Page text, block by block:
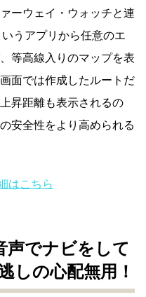
ーウェイ・ウォッチと連
うアプリから任意のエ
等高線入りのマップを表
面では作成したルートだ
昇距離も表示されるの
安全性をより高められる
はこちら
声でナビをして
しの心配無用！